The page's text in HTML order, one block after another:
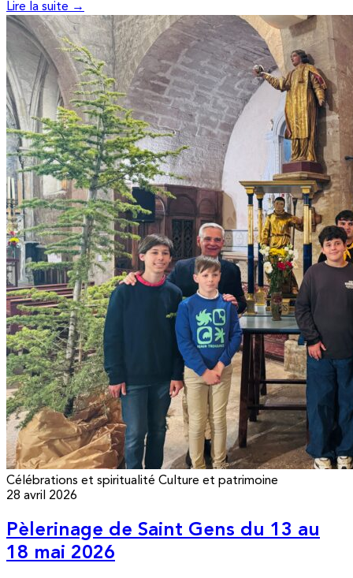
Lire la suite →
Célébrations et spiritualité Culture et patrimoine
28 avril 2026
Pèlerinage de Saint Gens du 13 au
18 mai 2026